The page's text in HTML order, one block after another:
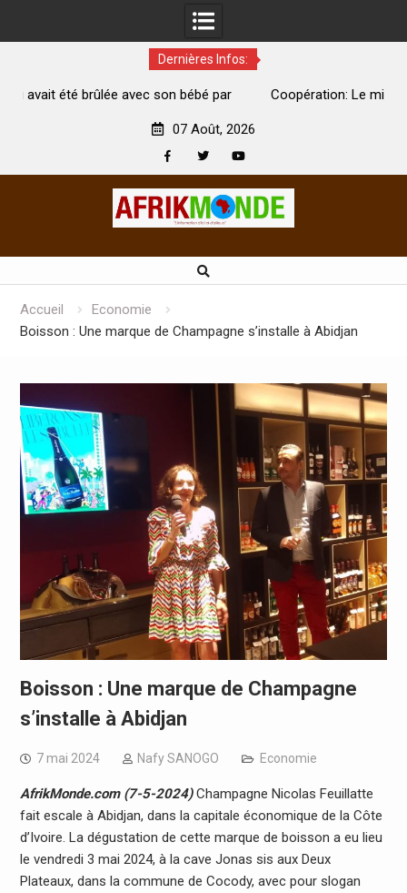
Dernières Infos:
Coopération: Le ministre Indien Kirti Vardhan Singh à
07 Août, 2026
Accueil
Economie
Boisson : Une marque de Champagne s’installe à Abidjan
Boisson : Une marque de Champagne
s’installe à Abidjan
7 mai 2024 Nafy SANOGO Economie
AfrikMonde.com (7-5-2024)Champagne Nicolas Feuillatte
fait escale à Abidjan, dans la capitale économique de la Côte
d’Ivoire. La dégustation de cette marque de boisson a eu lieu
le vendredi 3 mai 2024, à la cave Jonas sis aux Deux
Plateaux, dans la commune de Cocody, avec pour slogan